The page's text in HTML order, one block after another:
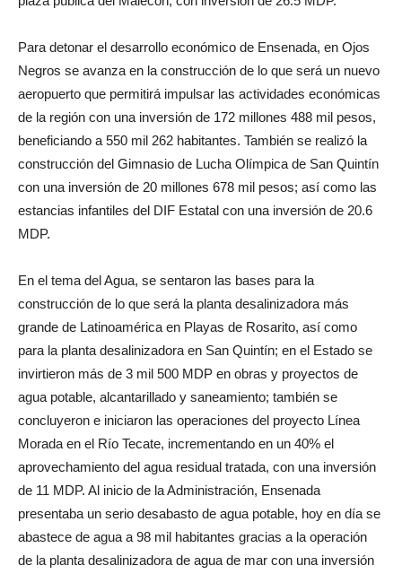
Para detonar el desarrollo económico de Ensenada, en Ojos
Negros se avanza en la construcción de lo que será un nuevo
aeropuerto que permitirá impulsar las actividades económicas
de la región con una inversión de 172 millones 488 mil pesos,
beneficiando a 550 mil 262 habitantes. También se realizó la
construcción del Gimnasio de Lucha Olímpica de San Quintín
con una inversión de 20 millones 678 mil pesos; así como las
estancias infantiles del DIF Estatal con una inversión de 20.6
MDP.
En el tema del Agua, se sentaron las bases para la
construcción de lo que será la planta desalinizadora más
grande de Latinoamérica en Playas de Rosarito, así como
para la planta desalinizadora en San Quintín; en el Estado se
invirtieron más de 3 mil 500 MDP en obras y proyectos de
agua potable, alcantarillado y saneamiento; también se
concluyeron e iniciaron las operaciones del proyecto Línea
Morada en el Río Tecate, incrementando en un 40% el
aprovechamiento del agua residual tratada, con una inversión
de 11 MDP. Al inicio de la Administración, Ensenada
presentaba un serio desabasto de agua potable, hoy en día se
abastece de agua a 98 mil habitantes gracias a la operación
de la planta desalinizadora de agua de mar con una inversión